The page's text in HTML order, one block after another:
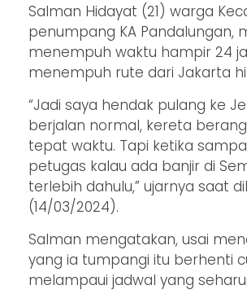
Salman Hidayat (21) warga
penumpang KA
menempuh waktu hampir 24
menempuh rute dari Jakarta
“Jadi saya hendak pulang ke
berjalan normal, kereta
tepat waktu. Tapi ketika
petugas kalau ada banjir di
terlebih dahulu,” ujarnya saat
(14/03/2024).
Salman mengatakan, usai
yang ia tumpangi itu berhenti
melampaui jadwal yang